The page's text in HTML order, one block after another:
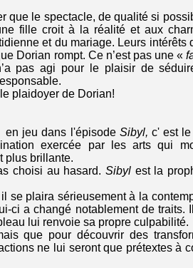
que le spectacle, de qualité si
fille croit à la réalité et aux
et du mariage. Leurs intérêts
Dorian rompt. Ce n’est pas une «
pas agi pour le plaisir de
plaidoyer de Dorian!
en jeu dans l'épisode Sibyl, c' est
exercée par les arts qui
plus brillante.
choisi au hasard. Sibylest la
se plaira sérieusement à la
ci a changé notablement de traits.
lui renvoie sa propre culpabilité.
que pour découvrir des
ne lui seront que prétextes à